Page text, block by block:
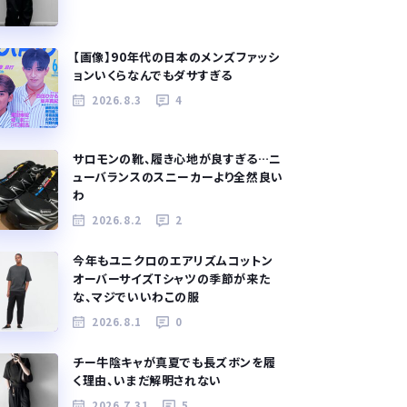
【画像】90年代の日本のメンズファッシ
ョンいくらなんでもダサすぎる
2026.8.3 4
サロモンの靴、履き心地が良すぎる…ニ
ューバランスのスニーカーより全然良い
わ
2026.8.2 2
今年もユニクロのエアリズムコットン
オーバーサイズTシャツの季節が来た
な、マジでいいわこの服
2026.8.1 0
チー牛陰キャが真夏でも長ズボンを履
く理由、いまだ解明されない